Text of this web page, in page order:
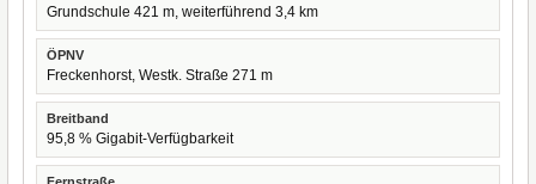
Grundschule 421 m, weiterführend 3,4 km
ÖPNV
Freckenhorst, Westk. Straße 271 m
Breitband
95,8 % Gigabit-Verfügbarkeit